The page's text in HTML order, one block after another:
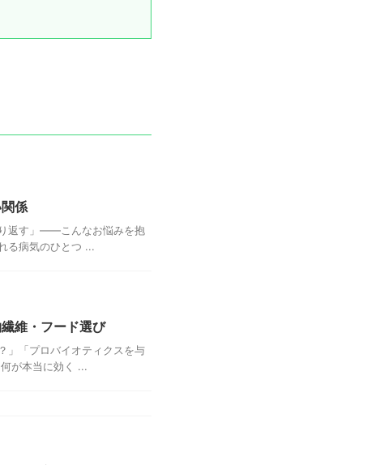
係
り返す」——こんなお悩みを抱
る病気のひとつ ...
維・フード選び
」「プロバイオティクスを与
が本当に効く ...